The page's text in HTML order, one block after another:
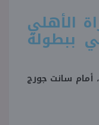
الأهلي
ببطولة
أمام سانت جورج